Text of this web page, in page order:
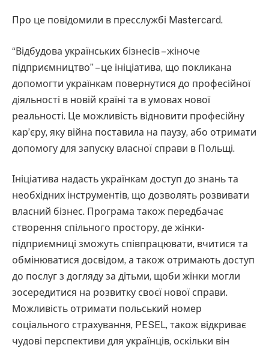
Про це повідомили в пресслужбі Mastercard.
“Відбудова українських бізнесів – жіноче
підприємництво” – це ініціатива, що покликана
допомогти українкам повернутися до професійної
діяльності в новій країні та в умовах нової
реальності. Це можливість відновити професійну
кар’єру, яку війна поставила на паузу, або отримати
допомогу для запуску власної справи в Польщі.
Ініціатива надасть українкам доступ до знань та
необхідних інструментів, що дозволять розвивати
власний бізнес. Програма також передбачає
створення спільного простору, де жінки-
підприємниці зможуть співпрацювати, вчитися та
обмінюватися досвідом, а також отримають доступ
до послуг з догляду за дітьми, щоби жінки могли
зосередитися на розвитку своєї нової справи.
Можливість отримати польський номер
соціального страхування, PESEL, також відкриває
чудові перспективи для українців, оскільки він